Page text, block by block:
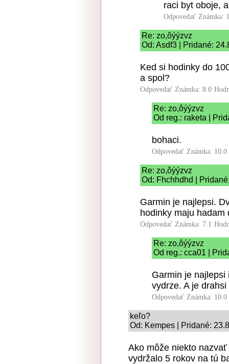
raci byt oboje,
Odpovedať Známka:
Re: zo,ôýýzvz
Od: Asdf3 | Pridané:
Ked si hodinky do
a spol?
Odpovedať Známka: 8.0
Re: zo,ôýýzvz
Od reg.: raketa |
bohaci.
Odpovedať Známka: 10.0
Re: zo,ôýýzvz
Od: Fhchhdhd |
Garmin je najlepsi.
hodinky maju hadam
Odpovedať Známka: 7.1
Re: zo,ôýýzvz
Od reg.: cca01 |
Garmin je
vydrze. A je
Odpovedať Známka: 10.0
keľo?
Od: Kempes | Pridané:
Ako môže niekto
vydržalo 5 rokov na tú